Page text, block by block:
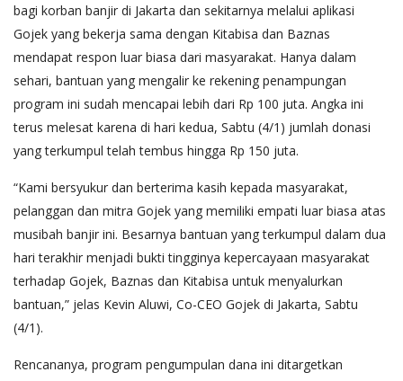
bagi korban banjir di Jakarta dan sekitarnya melalui aplikasi
Gojek yang bekerja sama dengan Kitabisa dan Baznas
mendapat respon luar biasa dari masyarakat. Hanya dalam
sehari, bantuan yang mengalir ke rekening penampungan
program ini sudah mencapai lebih dari Rp 100 juta. Angka ini
terus melesat karena di hari kedua, Sabtu (4/1) jumlah donasi
yang terkumpul telah tembus hingga Rp 150 juta.
“Kami bersyukur dan berterima kasih kepada masyarakat,
pelanggan dan mitra Gojek yang memiliki empati luar biasa atas
musibah banjir ini. Besarnya bantuan yang terkumpul dalam dua
hari terakhir menjadi bukti tingginya kepercayaan masyarakat
terhadap Gojek, Baznas dan Kitabisa untuk menyalurkan
bantuan,” jelas Kevin Aluwi, Co-CEO Gojek di Jakarta, Sabtu
(4/1).
Rencananya, program pengumpulan dana ini ditargetkan